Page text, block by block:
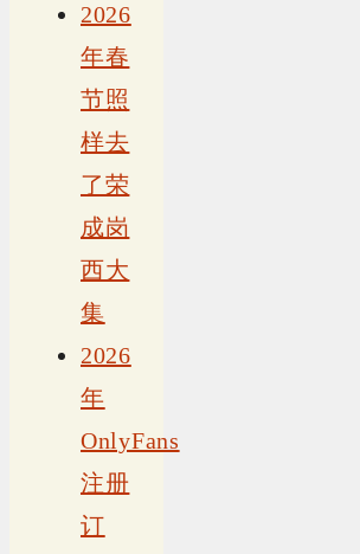
2026
年春
节照
样去
了荣
成岗
西大
集
2026
年
OnlyFans
注册
订